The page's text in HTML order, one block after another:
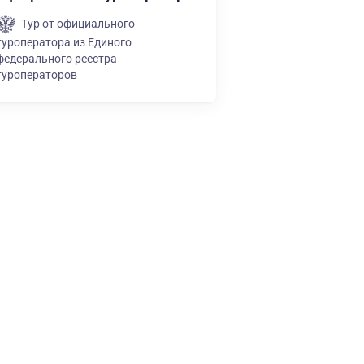
Тур от официального
из Единого
реестра